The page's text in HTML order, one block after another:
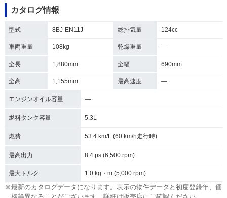
カタログ情報
型式 8BJ-EN11J 総排気量 124cc
車両重量 108kg 乾燥重量 ―
全長 1,880mm 全幅 690mm
全高 1,155mm 最高速度 ―
エンジンオイル容量 ―
燃料タンク容量 5.3L
燃費 53.4 km/L (60 km/h走行時)
最高出力 8.4 ps (6,500 rpm)
最大トルク 1.0 kg・m (5,000 rpm)
※最新のカタログデータになります。表示の物件データと初度登録年、価